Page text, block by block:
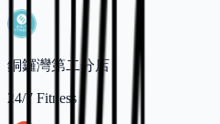
銅鑼灣第二分店
24/7 Fitness